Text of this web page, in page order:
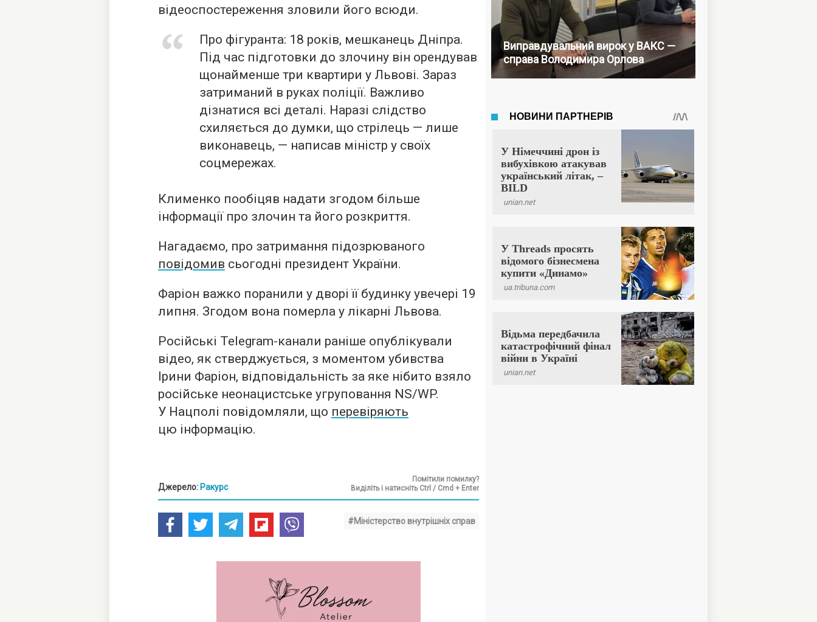
відеоспостереження зловили його всюди.
Про фігуранта: 18 років, мешканець Дніпра.
Під час підготовки до злочину він орендував
щонайменше три квартири у Львові. Зараз
затриманий в руках поліції. Важливо
дізнатися всі деталі. Наразі слідство
схиляється до думки, що стрілець — лише
виконавець, — написав міністр у своїх
соцмережах.
Клименко пообіцяв надати згодом більше
інформації про злочин та його розкриття.
Нагадаємо, про затримання підозрюваного
повідомив сьогодні президент України.
Фаріон важко поранили у дворі її будинку увечері 19
липня. Згодом вона померла у лікарні Львова.
Російські Telegram-канали раніше опублікували
відео, як стверджується, з моментом убивства
Ірини Фаріон, відповідальність за яке нібито взяло
російське неонацистське угруповання NS/WP.
У Нацполі повідомляли, що перевіряють
цю інформацію.
Джерело: Ракурс
Помітили помилку?
Виділіть і натисніть Ctrl / Cmd + Enter
#Міністерство внутрішніх справ
Виправдувальний вирок у ВАКС —
справа Володимира Орлова